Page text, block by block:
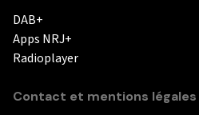
DAB+
Apps NRJ+
Radioplayer
Contact et mentions légales